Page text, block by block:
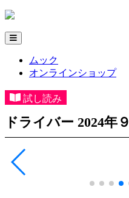
ムック
オンラインショップ
試し読み
ドライバー 2024年